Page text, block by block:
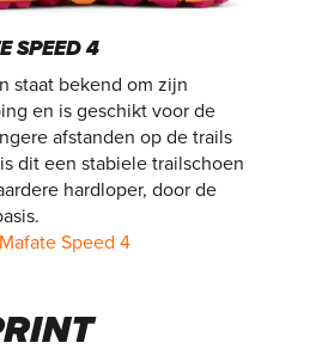
SPEED 4
staat bekend om zijn
en is geschikt voor de
afstanden op de trails
dit een stabiele trailschoen
hardloper, door de
Speed 4